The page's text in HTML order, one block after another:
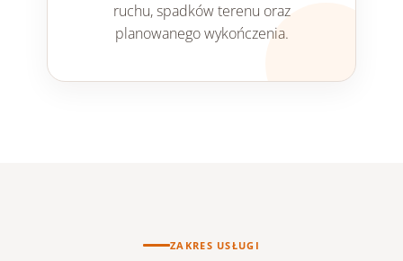
ruchu, spadków terenu oraz
planowanego wykończenia.
ZAKRES USŁUGI